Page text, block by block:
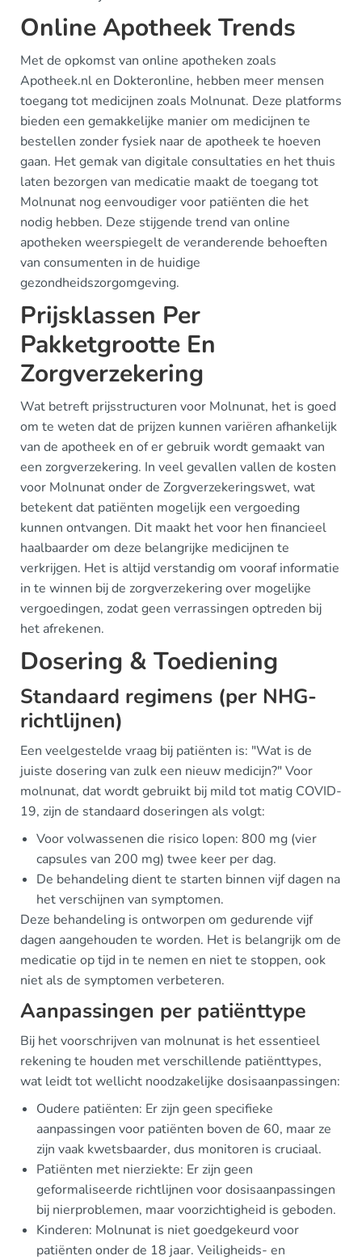
Online Apotheek Trends
Met de opkomst van online apotheken zoals
Apotheek.nl en Dokteronline, hebben meer mensen
toegang tot medicijnen zoals Molnunat. Deze platforms
bieden een gemakkelijke manier om medicijnen te
bestellen zonder fysiek naar de apotheek te hoeven
gaan. Het gemak van digitale consultaties en het thuis
laten bezorgen van medicatie maakt de toegang tot
Molnunat nog eenvoudiger voor patiënten die het
nodig hebben. Deze stijgende trend van online
apotheken weerspiegelt de veranderende behoeften
van consumenten in de huidige
gezondheidszorgomgeving.
Prijsklassen Per
Pakketgrootte En
Zorgverzekering
Wat betreft prijsstructuren voor Molnunat, het is goed
om te weten dat de prijzen kunnen variëren afhankelijk
van de apotheek en of er gebruik wordt gemaakt van
een zorgverzekering. In veel gevallen vallen de kosten
voor Molnunat onder de Zorgverzekeringswet, wat
betekent dat patiënten mogelijk een vergoeding
kunnen ontvangen. Dit maakt het voor hen financieel
haalbaarder om deze belangrijke medicijnen te
verkrijgen. Het is altijd verstandig om vooraf informatie
in te winnen bij de zorgverzekering over mogelijke
vergoedingen, zodat geen verrassingen optreden bij
het afrekenen.
Dosering & Toediening
Standaard regimens (per NHG-
richtlijnen)
Een veelgestelde vraag bij patiënten is: "Wat is de
juiste dosering van zulk een nieuw medicijn?" Voor
molnunat, dat wordt gebruikt bij mild tot matig COVID-
19, zijn de standaard doseringen als volgt:
Voor volwassenen die risico lopen: 800 mg (vier
capsules van 200 mg) twee keer per dag.
De behandeling dient te starten binnen vijf dagen na
het verschijnen van symptomen.
Deze behandeling is ontworpen om gedurende vijf
dagen aangehouden te worden. Het is belangrijk om de
medicatie op tijd in te nemen en niet te stoppen, ook
niet als de symptomen verbeteren.
Aanpassingen per patiënttype
Bij het voorschrijven van molnunat is het essentieel
rekening te houden met verschillende patiënttypes,
wat leidt tot wellicht noodzakelijke dosisaanpassingen:
Oudere patiënten: Er zijn geen specifieke
aanpassingen voor patiënten boven de 60, maar ze
zijn vaak kwetsbaarder, dus monitoren is cruciaal.
Patiënten met nierziekte: Er zijn geen
geformaliseerde richtlijnen voor dosisaanpassingen
bij nierproblemen, maar voorzichtigheid is geboden.
Kinderen: Molnunat is niet goedgekeurd voor
patiënten onder de 18 jaar. Veiligheids- en